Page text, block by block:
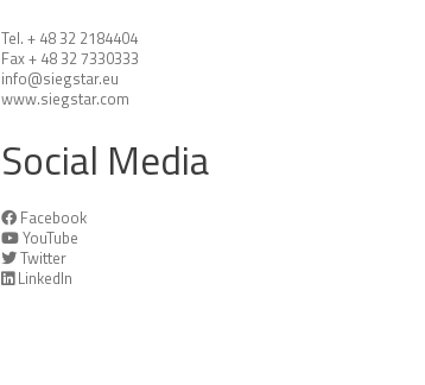
Tel. + 48 32 2184404
Fax + 48 32 7330333
info@siegstar.eu
www.siegstar.com
Social Media
Facebook
YouTube
Twitter
LinkedIn